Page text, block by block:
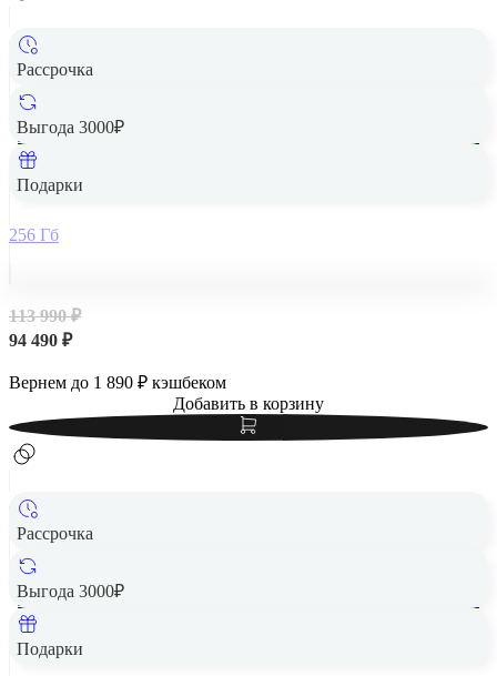
Рассрочка
Выгода 3000₽
Подарки
Apple iPad Air 13" (M2, 2024, 6 gen) Wi-Fi + Cellular 256Gb
256 Гб
113 990 ₽
94 490 ₽
Вернем до 1 890 ₽ кэшбеком
Добавить в корзину
Рассрочка
Выгода 3000₽
Подарки
Apple iPad Air 13" (M2, 2024, 6 gen) Wi-Fi + Cellular 256Gb